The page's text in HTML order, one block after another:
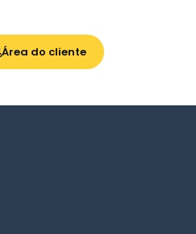
Área do cliente